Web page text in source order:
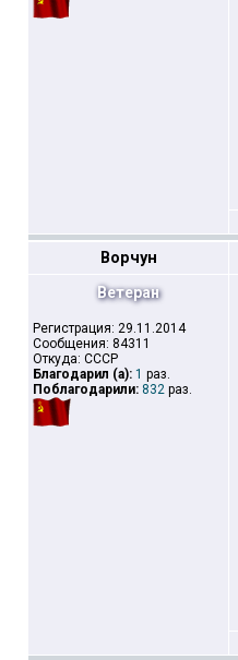
Ворчун
Ветеран
Регистрация: 29.11.2014
Сообщения: 84311
Откуда: СССР
Благодарил (а): 1 раз.
Поблагодарили: 832 раз.